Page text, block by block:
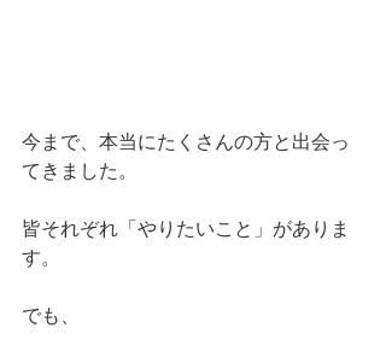
今まで、本当にたくさんの方と出会っ
てきました。
皆それぞれ「やりたいこと」がありま
す。
でも、